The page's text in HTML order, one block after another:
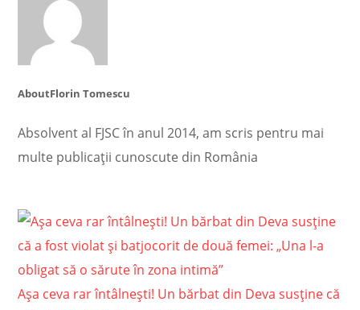
AboutFlorin Tomescu
Absolvent al FJSC în anul 2014, am scris pentru mai
multe publicații cunoscute din România
Așa ceva rar întâlnești! Un bărbat din Deva susține că